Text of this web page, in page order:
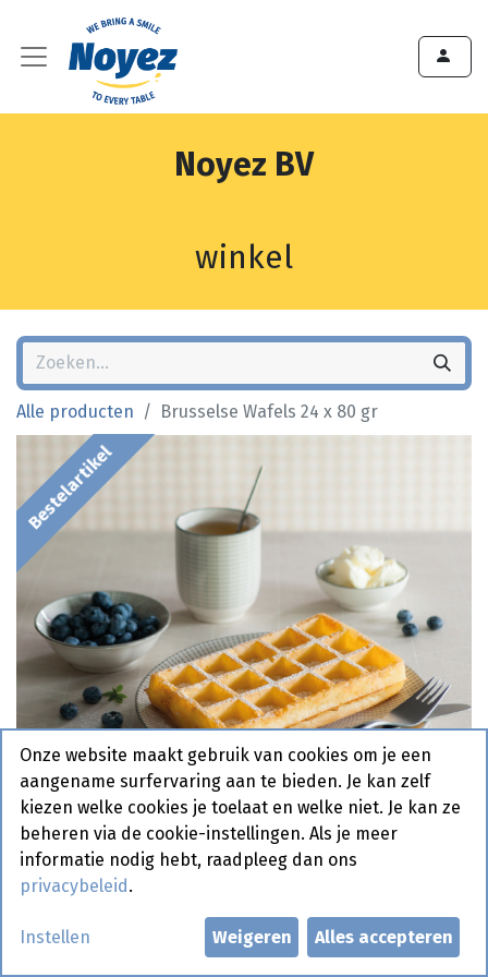
Noyez BV
winkel
Alle producten Brusselse Wafels 24 x 80 gr
Bestelartikel
Brusselse Wafels 24 x 80 gr
Bestelartikel
Onze website maakt gebruik van cookies om je een
aangename surfervaring aan te bieden. Je kan zelf
kiezen welke cookies je toelaat en welke niet. Je kan ze
beheren via de cookie-instellingen. Als je meer
informatie nodig hebt, raadpleeg dan ons
privacybeleid .
Instellen Weigeren Alles accepteren